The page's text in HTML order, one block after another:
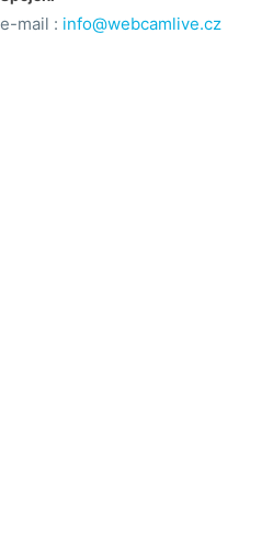
e-mail : info@webcamlive.cz